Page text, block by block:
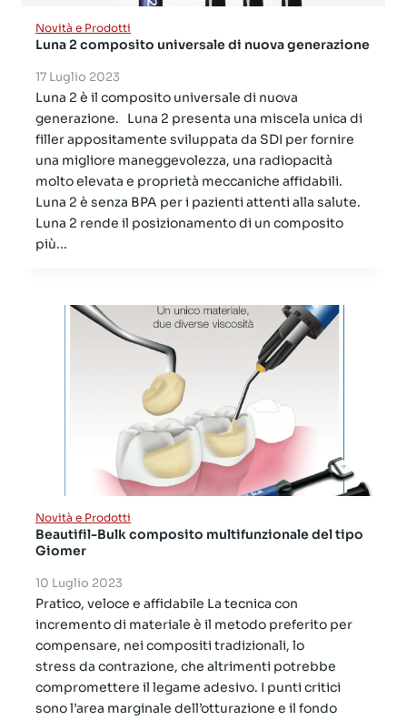
Novità e Prodotti
Luna 2 composito universale di nuova generazione
17 Luglio 2023
Luna 2 è il composito universale di nuova
generazione. Luna 2 presenta una miscela unica di
filler appositamente sviluppata da SDI per fornire
una migliore maneggevolezza, una radiopacità
molto elevata e proprietà meccaniche affidabili.
Luna 2 è senza BPA per i pazienti attenti alla salute.
Luna 2 rende il posizionamento di un composito
più...
Novità e Prodotti
Beautifil-Bulk composito multifunzionale del tipo
Giomer
10 Luglio 2023
Pratico, veloce e affidabile La tecnica con
incremento di materiale è il metodo preferito per
compensare, nei compositi tradizionali, lo
stress da contrazione, che altrimenti potrebbe
compromettere il legame adesivo. I punti critici
sono l’area marginale dell’otturazione e il fondo